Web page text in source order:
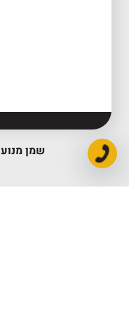
שמן מנוע 5W30 אקסטרים 1QT